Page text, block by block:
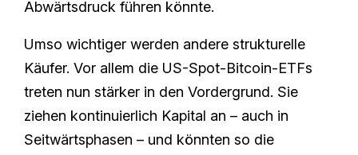
Abwärtsdruck führen könnte.
Umso wichtiger werden andere strukturelle
Käufer. Vor allem die US-Spot-Bitcoin-ETFs
treten nun stärker in den Vordergrund. Sie
ziehen kontinuierlich Kapital an – auch in
Seitwärtsphasen – und könnten so die